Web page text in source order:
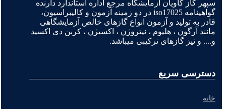
سپهر گاز کاویان آزمایشگاه مرجع اداره استاندارد دارنده
گواهینامه iso17025 در دو زمینه آزمون و کالیبراسیون،
قادر به تولید و آزمون انواع گازهای خالص آزمایشگاهی
مانند آرگون ، هلیوم ، نیتروژن ، اکسیژن ، کربن دی اکسید
و.... و نیز گازهای ترکیبی میباشد.
دسترسی سریع
خانه